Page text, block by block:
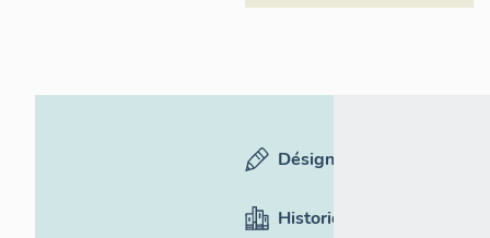
Désignation
Historique